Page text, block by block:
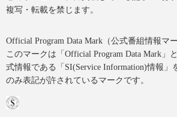
複写・転載を禁じます。
Official Program Data Mark（公式番組情報マー
このマークは「Official Program Data Mark」
式情報である「SI(Service Information)情報」
のみ表記が許されているマークです。